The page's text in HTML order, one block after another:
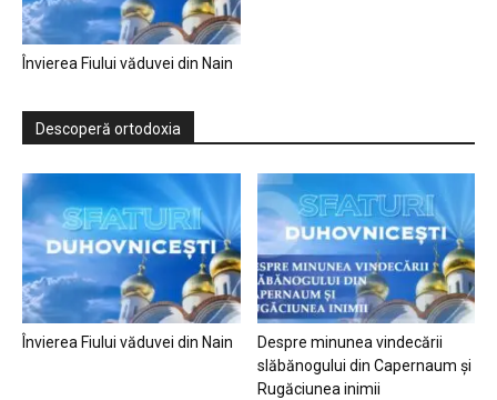
Învierea Fiului văduvei din Nain
Descoperă ortodoxia
Învierea Fiului văduvei din Nain
Despre minunea vindecării
slăbănogului din Capernaum și
Rugăciunea inimii